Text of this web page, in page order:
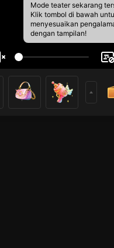
Mode teater sekarang
Klik tombol di bawah
menyesuaikan
dengan tampilan!